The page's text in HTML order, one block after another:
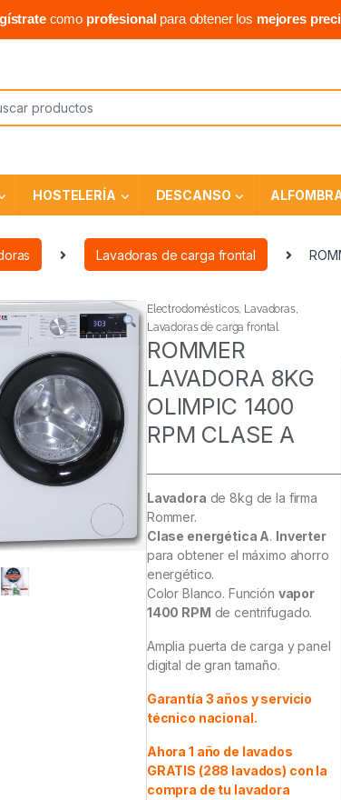
como profesionalpara obtener los mejores
HOSTELERÍA DESCANSO
Lavadoras de carga frontal
Electrodomésticos, Lavadoras,
Lavadoras de carga frontal
ROMMER
LAVADORA 8KG
OLIMPIC 1400
RPM CLASE A
Lavadora de 8kg de la firma
Rommer.
Clase energética A. Inverter
para obtener el máximo ahorro
energético.
Color Blanco. Función vapor
1400 RPM de centrifugado.
Amplia puerta de carga y panel
digital de gran tamaño.
Garantía 3 años y servicio
técnico nacional.
Ahora 1 año de lavados
GRATIS (288 lavados) con la
compra de tu lavadora